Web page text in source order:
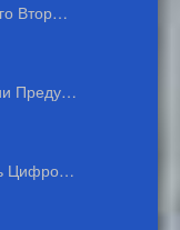
Втор…
Преду…
Цифро…